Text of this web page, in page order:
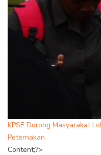
KPSE Dorong Masyarakat
Peternakan
Content;?>